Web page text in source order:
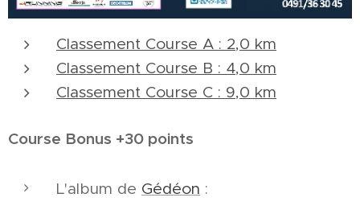
Classement Course A : 2,0 km
Classement Course B : 4,0 km
Classement Course C : 9,0 km
Course Bonus +30 points
L'album de Gédéon :